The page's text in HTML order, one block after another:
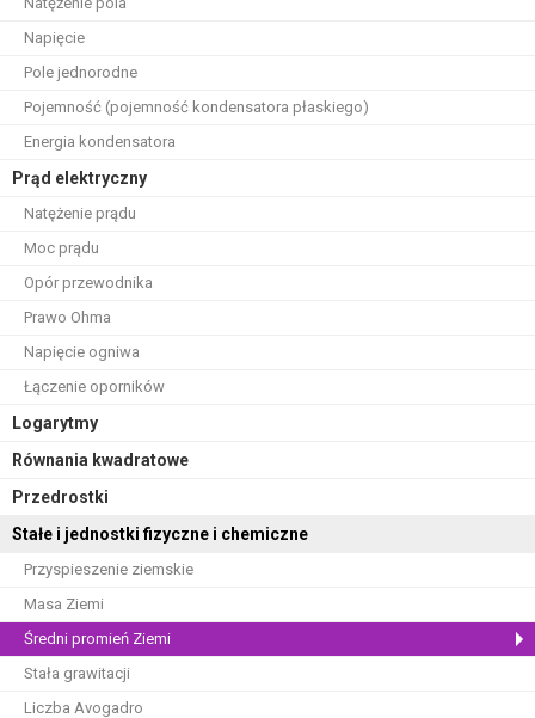
Napięcie
Pole jednorodne
Pojemność (pojemność kondensatora płaskiego)
Energia kondensatora
Prąd elektryczny
Natężenie prądu
Moc prądu
Opór przewodnika
Prawo Ohma
Napięcie ogniwa
Łączenie oporników
Logarytmy
Równania kwadratowe
Przedrostki
Stałe i jednostki fizyczne i chemiczne
Przyspieszenie ziemskie
Masa Ziemi
Średni promień Ziemi
Stała grawitacji
Liczba Avogadro